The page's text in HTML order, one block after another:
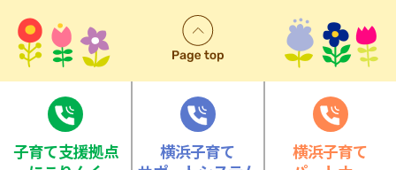
⼦育て⽀援拠点
横浜子育て
横浜子育て